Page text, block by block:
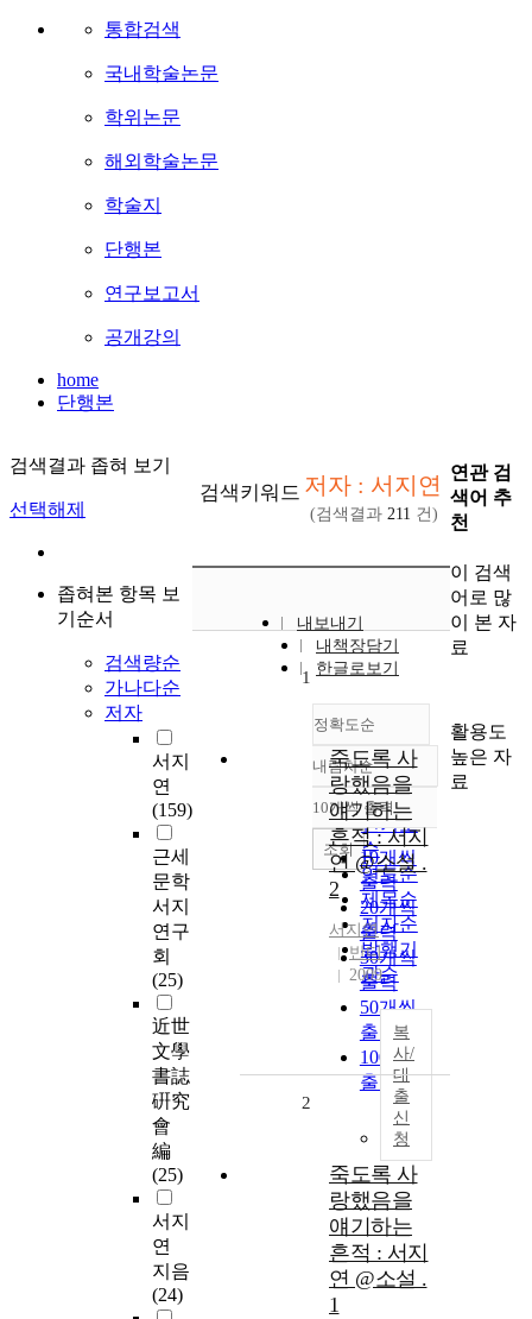
통합검색
국내학술논문
학위논문
해외학술논문
학술지
단행본
연구보고서
공개강의
home
단행본
검색결과 좁혀 보기
선택해제
좁혀본 항목 보
기순서
검색량순
가나다순
저자
서지
연
(159)
근세
문학
서지
연구
회
(25)
近世
文學
書誌
硏究
會
編
(25)
서지
연
지음
(24)
검색키워드 저자 : 서지연
(검색결과 211 건)
내보내기
내책장담기
한글로보기
정확도순
정확도
순
인기도
순
연도순
제목순
저자순
발행기
관순
내림차순
내림차순
10개씩 출력
10개씩
출력
20개씩
출력
30개씩
출력
50개씩
출력
100개씩
출력
조회
1
죽도록 사
랑했음을
얘기하는
흔적 : 서지
연 @소설 .
2
서지연
반디
2009
복
사/
대
출
신
청
2
죽도록 사
랑했음을
얘기하는
흔적 : 서지
연 @소설 .
1
연관 검
색어 추
천
이 검색
어로 많
이 본 자
료
활용도
높은 자
료